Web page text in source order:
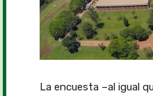
La encuesta –al igual